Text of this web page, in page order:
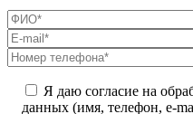
Я даю согласие на
данных (имя, телефон, e-